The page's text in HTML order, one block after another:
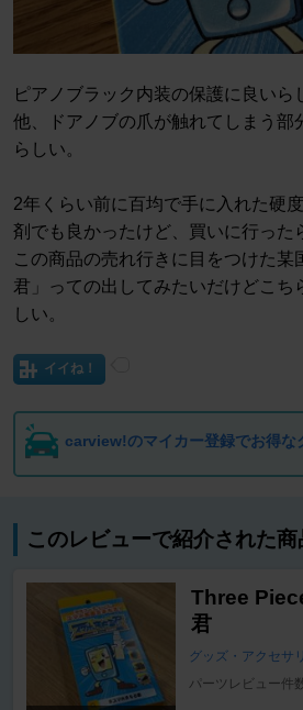
ピアノブラック内装の保護に良いら
他、ドアノブの爪が触れてしまう部
らしい。
2年くらい前に百均で手に入れた硬
剤でも良かったけど、買いに行った
この商品の売れ行きに目をつけた某
君」っての出してみたいだけどこち
しい。
イイね！
carview!のマイカー登録でお得な
このレビューで紹介された商
Three
君
グッズ・アクセサ
パーツレビュー件